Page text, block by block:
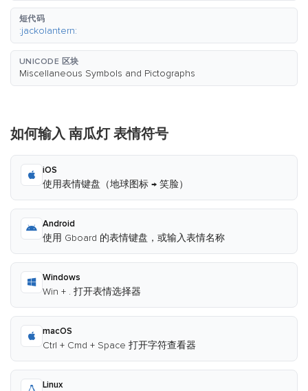
短代码
:jackolantern:
UNICODE 区块
Miscellaneous Symbols and Pictographs
如何输入 南瓜灯 表情符号
iOS
使用表情键盘（地球图标 → 笑脸）
Android
使用 Gboard 的表情键盘，或输入表情名称
Windows
Win + . 打开表情选择器
macOS
Ctrl + Cmd + Space 打开字符查看器
Linux